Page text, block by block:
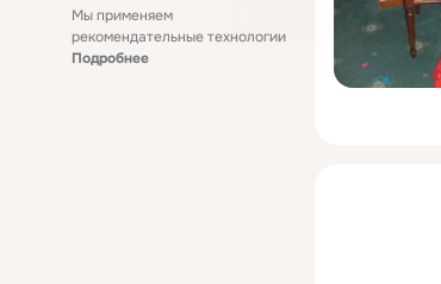
Мы применяем
рекомендательные технологии
Подробнее